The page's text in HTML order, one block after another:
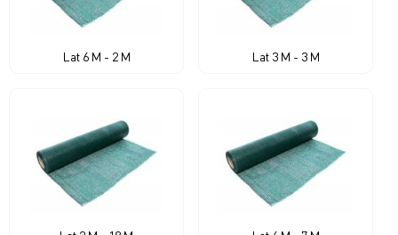
Lat 6 M - 2 M Lat 3 M - 3 M